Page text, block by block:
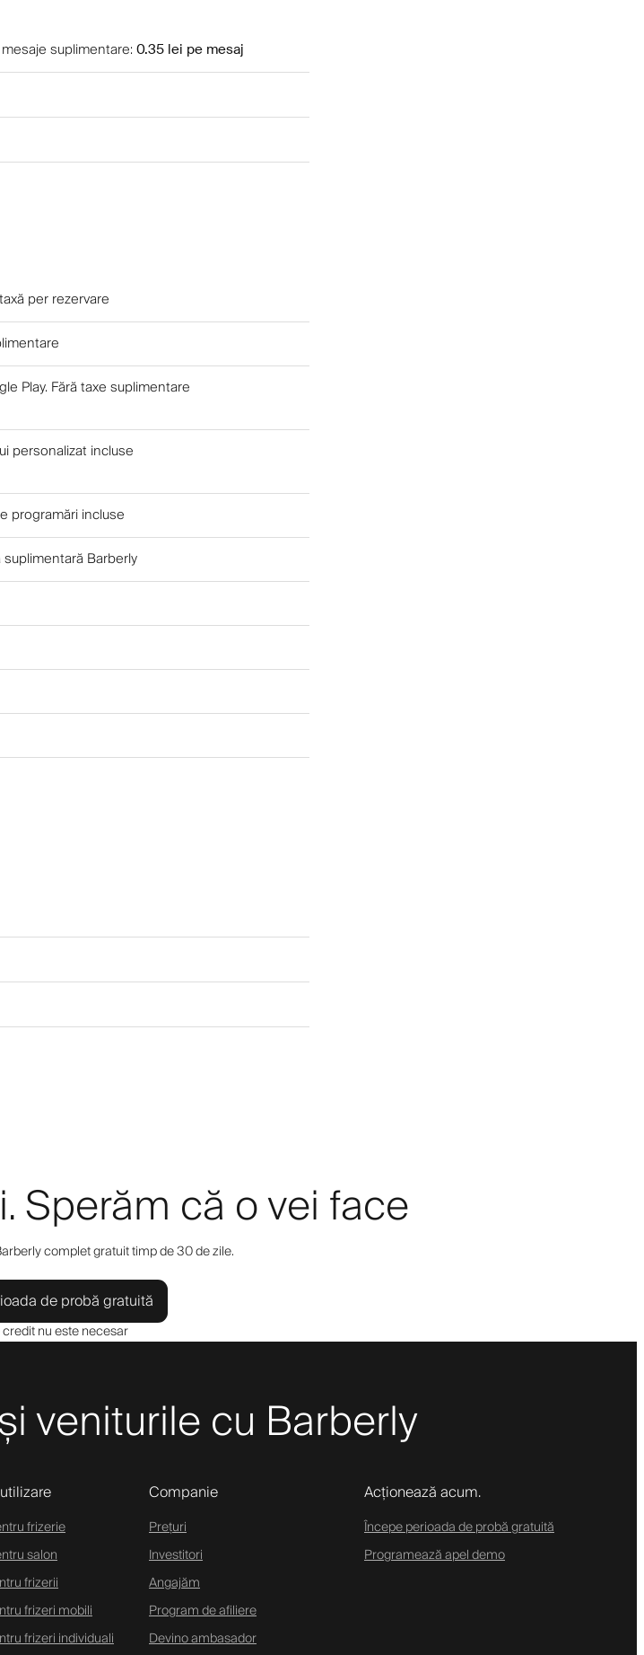
suplimentare: 0.35 lei pe mesaj
per rezervare
Play. Fără taxe suplimentare
personalizat incluse
programări incluse
Barberly
Sperăm că o vei face
complet gratuit timp de 30 de zile.
de probă gratuită
nu este necesar
veniturile cu Barberly
frizerie
salon
frizerii
frizeri mobili
frizeri individuali
Companie
Prețuri
Investitori
Angajăm
Program de afiliere
Devino ambasador
Acționează acum.
Începe perioada de probă gratuită
Programează apel demo